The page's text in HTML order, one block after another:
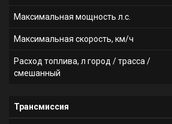
Максимальная мощность л.с.
Максимальная скорость, км/ч
Расход топлива, л город / трасса /
смешанный
Трансмиссия